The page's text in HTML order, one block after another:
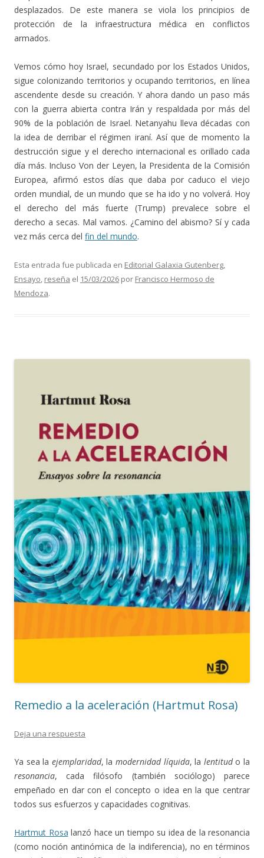
desplazados. De este manera se viola los principios de
protección de la infraestructura médica en conflictos
armados.
Vemos cómo hoy Israel, secundado por los Estados Unidos,
sigue colonizando territorios y ocupando territorios, en línea
ascendente desde su creación. Y ahora dando un paso más
con la guerra abierta contra Irán y respaldada por más del
90% de la población de Israel. Netanyahu lleva décadas con
la idea de derribar el régimen iraní. Así que de momento la
destrucción sigue y el derecho internacional es orillado cada
día más. Incluso Von der Leyen, la Presidenta de la Comisión
Europea, afirmó estos días que daba por caduco el viejo
orden mundial, de un mundo que se ha ido y no volverá. Hoy
el derecho del más fuerte (Trump) prevalece sobre el
derecho a secas. Mal vamos. ¿Camino del abismo? Sí y cada
vez más cerca del fin del mundo.
Esta entrada fue publicada en Editorial Galaxia Gutenberg,
Ensayo, reseña el 15/03/2026 por Francisco Hermoso de
Mendoza.
Remedio a la aceleración (Hartmut Rosa)
Deja una respuesta
Ya sea la ejemplaridad, lamodernidad líquida, la lentitudo la
resonancia, cada filósofo (también sociólogo) parece
empeñado en dar con el concepto o idea en la que centrar
todos sus esfuerzos y capacidades cognitivas.
Hartmut Rosa lanzó hace un tiempo su idea de la resonancia
(como noción antinómica de la indiferencia), no en términos